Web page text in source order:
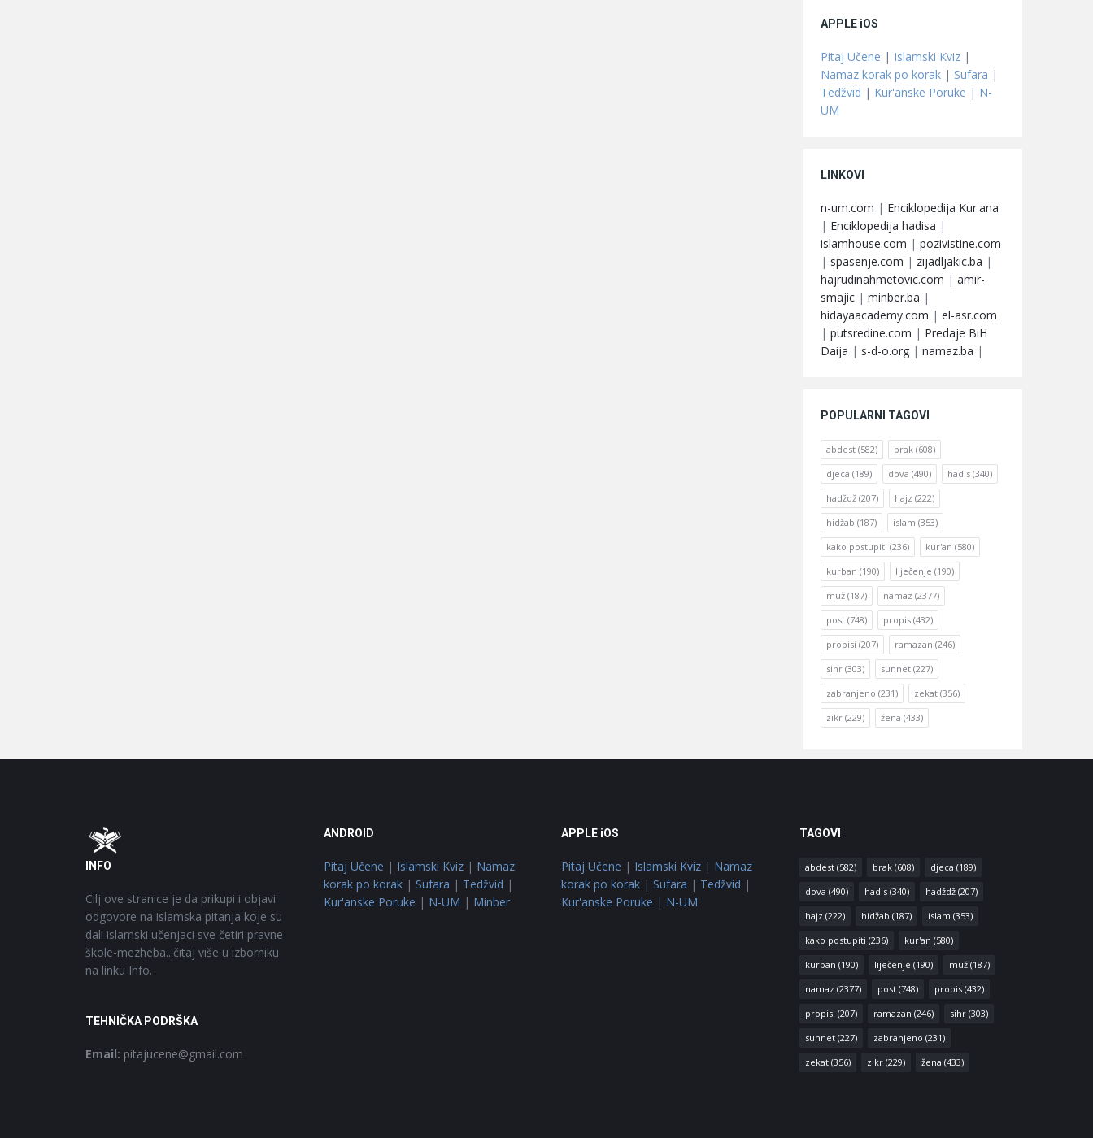
APPLE iOS
Pitaj Učene | Islamski Kviz |
Namaz korak po korak | Sufara |
Tedžvid | Kur'anske Poruke | N-
UM
LINKOVI
n-um.com | Enciklopedija Kur'ana
| Enciklopedija hadisa |
islamhouse.com | pozivistine.com
| spasenje.com | zijadljakic.ba |
hajrudinahmetovic.com | amir-
smajic | minber.ba |
hidayaacademy.com | el-asr.com
| putsredine.com | Predaje BiH
Daija | s-d-o.org | namaz.ba |
POPULARNI TAGOVI
abdest (582) brak (608)
djeca (189) dova (490) hadis (340)
hadždž (207) hajz (222)
hidžab (187) islam (353)
kako postupiti (236) kur'an (580)
kurban (190) liječenje (190)
muž (187) namaz (2377)
post (748) propis (432)
propisi (207) ramazan (246)
sihr (303) sunnet (227)
zabranjeno (231) zekat (356)
zikr (229) žena (433)
Footer
INFO
Cilj ove stranice je da prikupi i objavi
odgovore na islamska pitanja koje su
dali islamski učenjaci sve četiri pravne
škole-mezheba...čitaj više u izborniku
na linku Info.
TEHNIČKA PODRŠKA
Email: pitajucene@gmail.com
ANDROID
Pitaj Učene | Islamski Kviz| Namaz
korak po korak| Sufara | Tedžvid |
Kur'anske Poruke | N-UM | Minber
APPLE iOS
Pitaj Učene | Islamski Kviz | Namaz
korak po korak | Sufara | Tedžvid |
Kur'anske Poruke | N-UM
TAGOVI
abdest(582) brak(608) djeca (189)
dova (490) hadis(340) hadždž(207)
hajz (222) hidžab (187) islam (353)
kako postupiti (236) kur'an (580)
kurban (190) liječenje (190) muž(187)
namaz (2377) post(748) propis(432)
propisi (207) ramazan (246) sihr(303)
sunnet(227) zabranjeno (231)
zekat(356) zikr(229) žena (433)